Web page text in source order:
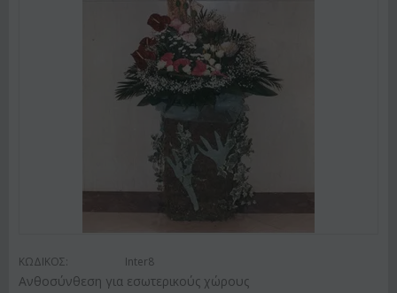
ΚΩΔΙΚΟΣ: Inter8
Ανθοσύνθεση για εσωτερικούς χώρους